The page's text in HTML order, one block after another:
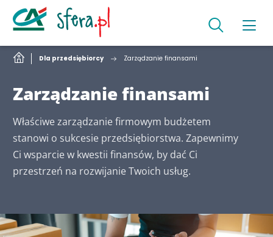
Dla przedsiębiorcy Zarządzanie finansami
Zarządzanie finansami
Właściwe zarządzanie firmowym budżetem
stanowi o sukcesie przedsiębiorstwa. Zapewnimy
Ci wsparcie w kwestii finansów, by dać Ci
przestrzeń na rozwijanie Twoich usług.